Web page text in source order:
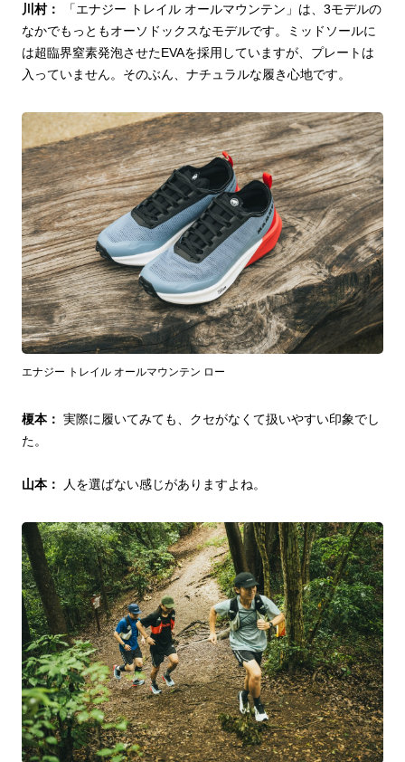
川村：
「エナジー トレイル オールマウンテン」は、3モデルの
なかでもっともオーソドックスなモデルです。ミッドソールに
は超臨界窒素発泡させたEVAを採用していますが、プレートは
入っていません。そのぶん、ナチュラルな履き心地です。
エナジー トレイル オールマウンテン ロー
榎本： 実際に履いてみても、クセがなくて扱いやすい印象でし
た。
山本： 人を選ばない感じがありますよね。